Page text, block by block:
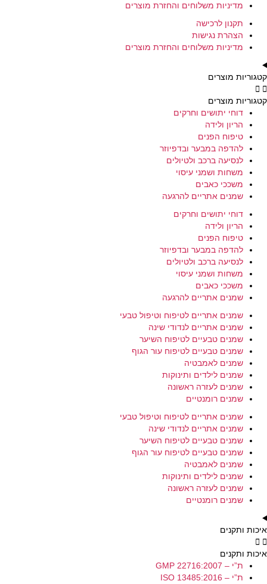
מדיניות משלוחים והחזרת מוצרים
תקנון לרכישה
הצהרת נגישות
מדיניות משלוחים והחזרת מוצרים
קטגוריות מוצרים
קטגוריות מוצרים
דוחי יתושים וחרקים
הריון ולידה
טיפוח הפנים
להדפה במבער ובדפיוזר
לנסיעה ברכב ולטיולים
משחות ושמני עיסוי
משככי כאבים
שמנים אתריים להרגעה
דוחי יתושים וחרקים
הריון ולידה
טיפוח הפנים
להדפה במבער ובדפיוזר
לנסיעה ברכב ולטיולים
משחות ושמני עיסוי
משככי כאבים
שמנים אתריים להרגעה
שמנים אתריים לטיפוח וטיפול טבעי
שמנים אתריים לנדודי שינה
שמנים טבעיים לטיפוח השיער
שמנים טבעיים לטיפוח עור הגוף
שמנים לאמבטיה
שמנים לילדים ותינוקות
שמנים לעזרה ראשונה
שמנים רומנטיים
שמנים אתריים לטיפוח וטיפול טבעי
שמנים אתריים לנדודי שינה
שמנים טבעיים לטיפוח השיער
שמנים טבעיים לטיפוח עור הגוף
שמנים לאמבטיה
שמנים לילדים ותינוקות
שמנים לעזרה ראשונה
שמנים רומנטיים
איכות ותקנים
איכות ותקנים
ת”י – GMP 22716:2007
ת”י – ISO 13485:2016